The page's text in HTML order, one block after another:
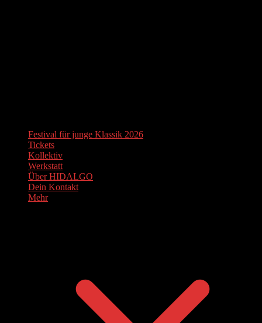
Festival für junge Klassik 2026
Tickets
Kollektiv
Werkstatt
Über HIDALGO
Dein Kontakt
Mehr